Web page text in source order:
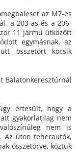
az M7-es
a 203-as és a 206-
11 jármű ütközött
egymásnak, az
összetört kocsik
Balatonkeresztúrnál
értesült, hogy a
gyakorlatilag nem
nem is
Az úton teherautók,
összetörve, köztük